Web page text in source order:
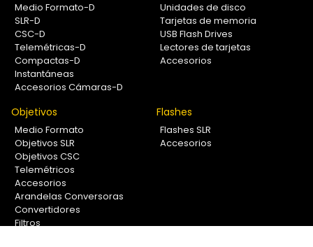
Medio Formato-D
SLR-D
CSC-D
Telemétricas-D
Compactas-D
Instantáneas
Accesorios Cámaras-D
Unidades de disco
Tarjetas de memoria
USB Flash Drives
Lectores de tarjetas
Accesorios
Objetivos
Medio Formato
Objetivos SLR
Objetivos CSC
Telemétricos
Accesorios
Arandelas Conversoras
Convertidores
Filtros
Flashes
Flashes SLR
Accesorios